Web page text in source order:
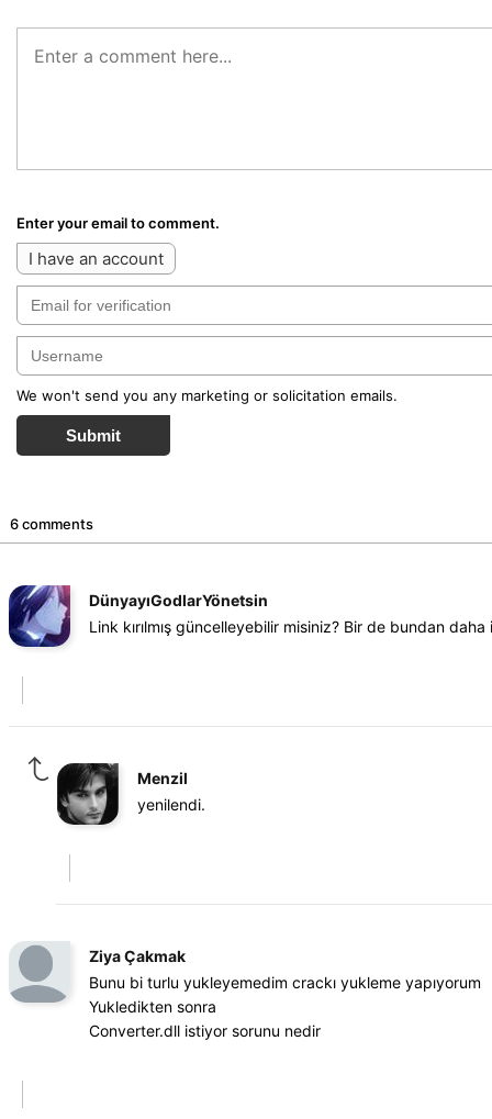
Enter your email to comment.
I have an account
We won't send you any marketing or solicitation emails.
Submit
6 comments
DünyayıGodlarYönetsin
Link kırılmış güncelleyebilir misiniz? Bir de bundan
Menzil
yenilendi.
Ziya Çakmak
Bunu bi turlu yukleyemedim crackı yukleme yapıyorum
Yukledikten sonra
Converter.dll istiyor sorunu nedir